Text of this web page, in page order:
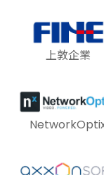
上敦企業